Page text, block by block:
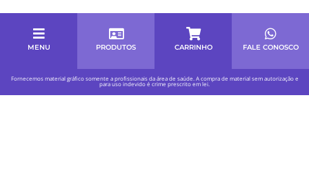
MENU PRODUTOS CARRINHO FALE CONOSCO
Fornecemos material gráfico somente a profissionais da área de saúde. A compra de material sem autorização e
para uso indevido é crime prescrito em lei.